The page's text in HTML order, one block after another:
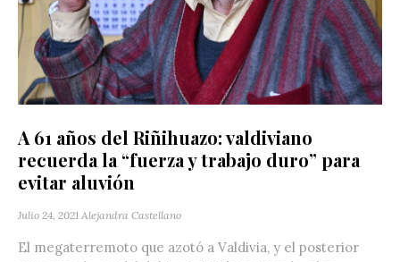
A 61 años del Riñihuazo: valdiviano
recuerda la “fuerza y trabajo duro” para
evitar aluvión
Julio 24, 2021 Alejandra Castellano
El megaterremoto que azotó a Valdivia, y el posterior